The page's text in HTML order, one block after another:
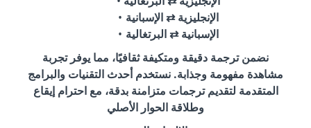
الإنجليزية ⇄ الإسبانية
الإسبانية ⇄ البرتغالية
نضمن ترجمة دقيقة ومتكيفة ثقافيًا، مما يوفر تجربة
مشاهدة مفهومة وجذابة. نستخدم أحدث التقنيات والبرامج
المتقدمة لتقديم ترجمات متزامنة بدقة، مع احترام إيقاع
وطلاقة الحوار الأصلي